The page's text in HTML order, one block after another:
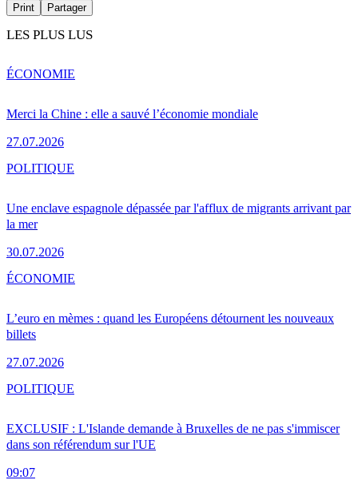
Print Partager
LES PLUS LUS
Merci la Chine : elle a sauvé l’économie mondiale
27.07.2026
ÉCONOMIE
Une enclave espagnole dépassée par l'afflux de migrants arrivant par
la mer
30.07.2026
POLITIQUE
L’euro en mèmes : quand les Européens détournent les nouveaux
billets
27.07.2026
ÉCONOMIE
EXCLUSIF : L'Islande demande à Bruxelles de ne pas s'immiscer
dans son référendum sur l'UE
09:07
POLITIQUE